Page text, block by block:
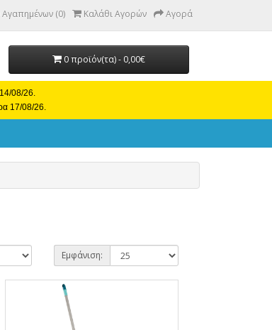
Αγαπημένων (0) Καλάθι Αγορών Αγορά
0 προϊόν(τα) - 0,00€
08/26.
17/08/26.
Εμφάνιση: